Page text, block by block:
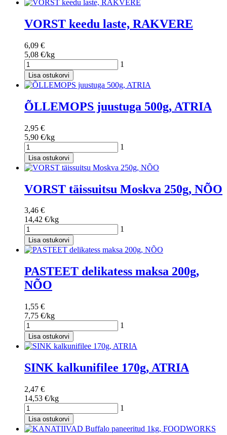
VORST keedu laste, RAKVERE
6,09 €
5,08 €/kg
1
Lisa ostukorvi
ÕLLEMOPS juustuga 500g, ATRIA
2,95 €
5,90 €/kg
1
Lisa ostukorvi
VORST täissuitsu Moskva 250g, NÕO
3,46 €
14,42 €/kg
1
Lisa ostukorvi
PASTEET delikatess maksa 200g,
NÕO
1,55 €
7,75 €/kg
1
Lisa ostukorvi
SINK kalkunifilee 170g, ATRIA
2,47 €
14,53 €/kg
1
Lisa ostukorvi